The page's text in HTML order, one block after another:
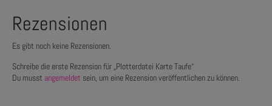
Rezensionen
Es gibt noch keine Rezensionen.
Schreibe die erste Rezension für „Plotterdatei Karte Taufe“
Du musst angemeldet sein, um eine Rezension veröffentlichen zu können.